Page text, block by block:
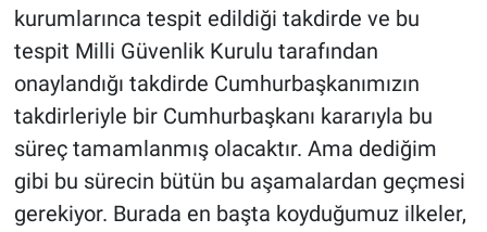
kurumlarınca tespit edildiği takdirde ve bu
tespit Milli Güvenlik Kurulu tarafından
onaylandığı takdirde Cumhurbaşkanımızın
takdirleriyle bir Cumhurbaşkanı kararıyla bu
süreç tamamlanmış olacaktır. Ama dediğim
gibi bu sürecin bütün bu aşamalardan geçmesi
gerekiyor. Burada en başta koyduğumuz ilkeler,